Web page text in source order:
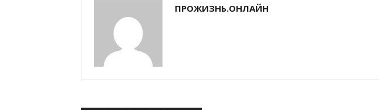
ПРОЖИЗНЬ.ОНЛАЙН